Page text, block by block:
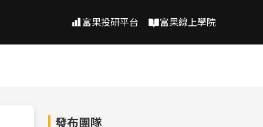
富果投研平台 富果線上學院
發布團隊